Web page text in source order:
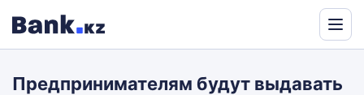
Translate
Предпринимателям будут выдавать